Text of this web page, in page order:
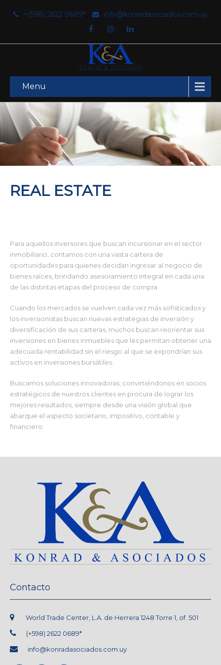
+(598) 2622 0689* info@konradasociados.com.uy
Menu
REAL ESTATE
Para aquellos inversores que buscan incursionar en el sector
inmobiliario, contamos con una vasta cartera de
oportunidades para quienes decidan ingresar al negocio de
bienes raíces, brindando asesoramiento integral en cada una
de las distintas etapas del proceso de compra.
Cuando los mercados se vuelven cada vez más sofisticados y
los inversionistas buscan nuevas estrategias de inversión y
diversificación de sus carteras, muchos buscan reorientar sus
inversiones en bienes inmuebles que les permitan obtener una
adecuada rentabilidad sin el riesgo al que se expondrían sus
activos en inversiones bursátiles.
Buscamos soluciones innovadoras, convirtiéndonos en socios
estratégicos de nuestros clientes en procura de lograr los
mejores resultados, siempre desde una visión global que
abarque el aspecto societario, impositivo, contable y
financiero.
Contacto
World Trade Center, L.A. de Herrera 1248 Torre 1, of. 501
(+598) 2622 0689*
info@konradasociados.com.uy